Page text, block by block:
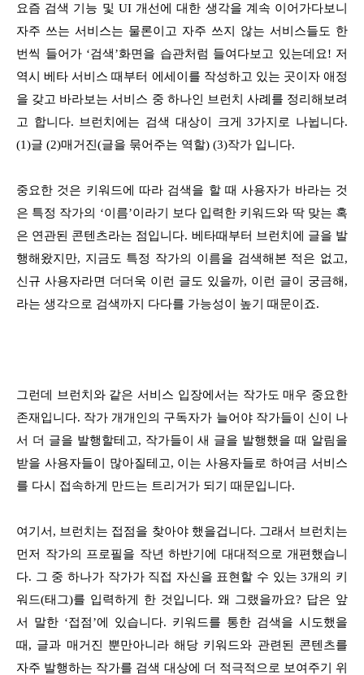
요즘 검색 기능 및 UI 개선에 대한 생각을 계속 이어가다보니
자주 쓰는 서비스는 물론이고 자주 쓰지 않는 서비스들도 한
번씩 들어가 ‘검색’화면을 습관처럼 들여다보고 있는데요! 저
역시 베타 서비스 때부터 에세이를 작성하고 있는 곳이자 애정
을 갖고 바라보는 서비스 중 하나인 브런치 사례를 정리해보려
고 합니다. 브런치에는 검색 대상이 크게 3가지로 나뉩니다.
(1)글 (2)매거진(글을 묶어주는 역할) (3)작가 입니다.
중요한 것은 키워드에 따라 검색을 할 때 사용자가 바라는 것
은 특정 작가의 ‘이름’이라기 보다 입력한 키워드와 딱 맞는 혹
은 연관된 콘텐츠라는 점입니다. 베타때부터 브런치에 글을 발
행해왔지만, 지금도 특정 작가의 이름을 검색해본 적은 없고,
신규 사용자라면 더더욱 이런 글도 있을까, 이런 글이 궁금해,
라는 생각으로 검색까지 다다를 가능성이 높기 때문이죠.
그런데 브런치와 같은 서비스 입장에서는 작가도 매우 중요한
존재입니다. 작가 개개인의 구독자가 늘어야 작가들이 신이 나
서 더 글을 발행할테고, 작가들이 새 글을 발행했을 때 알림을
받을 사용자들이 많아질테고, 이는 사용자들로 하여금 서비스
를 다시 접속하게 만드는 트리거가 되기 때문입니다.
여기서, 브런치는 접점을 찾아야 했을겁니다. 그래서 브런치는
먼저 작가의 프로필을 작년 하반기에 대대적으로 개편했습니
다. 그 중 하나가 작가가 직접 자신을 표현할 수 있는 3개의 키
워드(태그)를 입력하게 한 것입니다. 왜 그랬을까요? 답은 앞
서 말한 ‘접점’에 있습니다. 키워드를 통한 검색을 시도했을
때, 글과 매거진 뿐만아니라 해당 키워드와 관련된 콘텐츠를
자주 발행하는 작가를 검색 대상에 더 적극적으로 보여주기 위